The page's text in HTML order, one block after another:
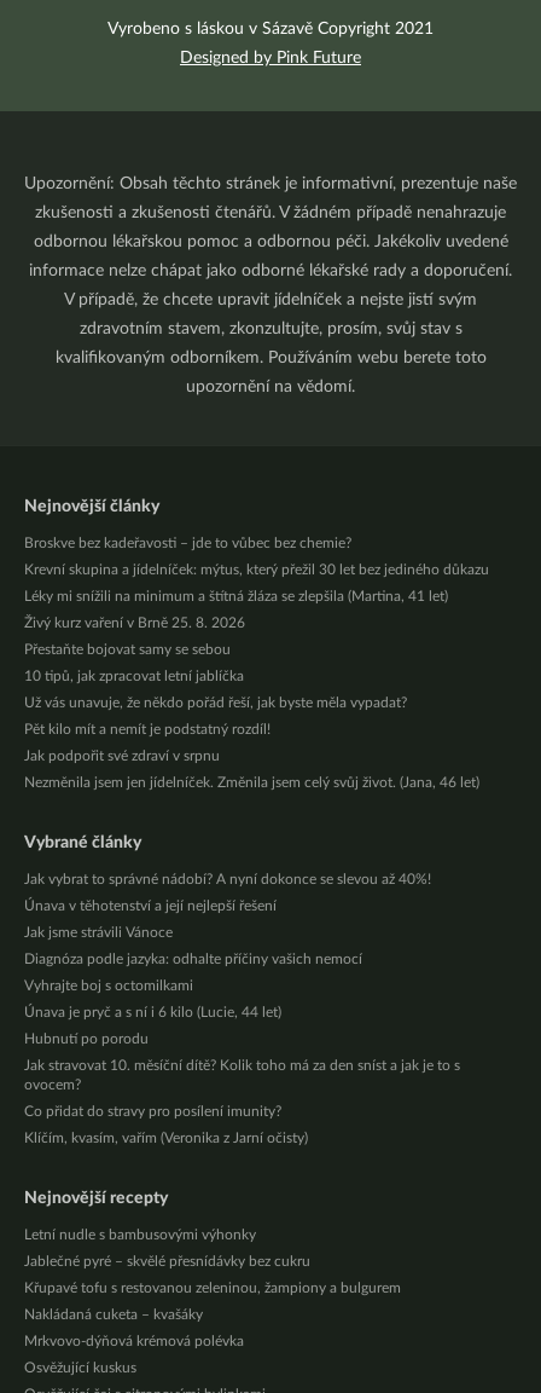
Vyrobeno s láskou v Sázavě Copyright 2021
Designed by Pink Future
Upozornění: Obsah těchto stránek je informativní, prezentuje naše
zkušenosti a zkušenosti čtenářů. V žádném případě nenahrazuje
odbornou lékařskou pomoc a odbornou péči. Jakékoliv uvedené
informace nelze chápat jako odborné lékařské rady a doporučení.
V případě, že chcete upravit jídelníček a nejste jistí svým
zdravotním stavem, zkonzultujte, prosím, svůj stav s
kvalifikovaným odborníkem. Používáním webu berete toto
upozornění na vědomí.
Nejnovější články
Broskve bez kadeřavosti – jde to vůbec bez chemie?
Krevní skupina a jídelníček: mýtus, který přežil 30 let bez jediného důkazu
Léky mi snížili na minimum a štítná žláza se zlepšila (Martina, 41 let)
Živý kurz vaření v Brně 25. 8. 2026
Přestaňte bojovat samy se sebou
10 tipů, jak zpracovat letní jablíčka
Už vás unavuje, že někdo pořád řeší, jak byste měla vypadat?
Pět kilo mít a nemít je podstatný rozdíl!
Jak podpořit své zdraví v srpnu
Nezměnila jsem jen jídelníček. Změnila jsem celý svůj život. (Jana, 46 let)
Vybrané články
Jak vybrat to správné nádobí? A nyní dokonce se slevou až 40%!
Únava v těhotenství a její nejlepší řešení
Jak jsme strávili Vánoce
Diagnóza podle jazyka: odhalte příčiny vašich nemocí
Vyhrajte boj s octomilkami
Únava je pryč a s ní i 6 kilo (Lucie, 44 let)
Hubnutí po porodu
Jak stravovat 10. měsíční dítě? Kolik toho má za den sníst a jak je to s
ovocem?
Co přidat do stravy pro posílení imunity?
Klíčím, kvasím, vařím (Veronika z Jarní očisty)
Nejnovější recepty
Letní nudle s bambusovými výhonky
Jablečné pyré – skvělé přesnídávky bez cukru
Křupavé tofu s restovanou zeleninou, žampiony a bulgurem
Nakládaná cuketa – kvašáky
Mrkvovo-dýňová krémová polévka
Osvěžující kuskus